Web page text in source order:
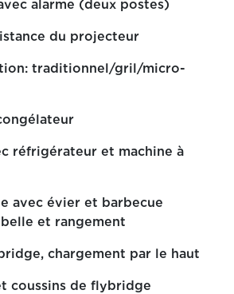
alarme (deux postes)
du projecteur
traditionnel/gril/micro-
réfrigérateur et machine à
avec évier et barbecue
et rangement
chargement par le haut
coussins de flybridge